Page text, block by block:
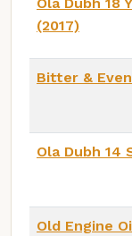
(2017)
Bitter &
Ola Dubh 14
Old Engine